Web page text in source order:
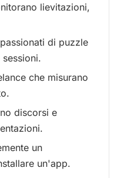
lievitazioni,
di puzzle
che misurano
discorsi e
un
un'app.